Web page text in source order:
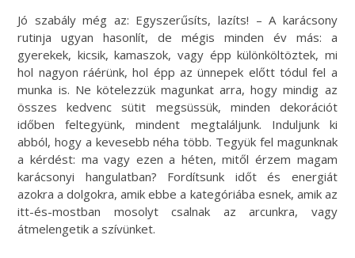
Jó szabály még az: Egyszerűsíts, lazíts! – A karácsony
rutinja ugyan hasonlít, de mégis minden év más: a
gyerekek, kicsik, kamaszok, vagy épp különköltöztek, mi
hol nagyon ráérünk, hol épp az ünnepek előtt tódul fel a
munka is. Ne kötelezzük magunkat arra, hogy mindig az
összes kedvenc sütit megsüssük, minden dekorációt
időben feltegyünk, mindent megtaláljunk. Induljunk ki
abból, hogy a kevesebb néha több. Tegyük fel magunknak
a kérdést: ma vagy ezen a héten, mitől érzem magam
karácsonyi hangulatban? Fordítsunk időt és energiát
azokra a dolgokra, amik ebbe a kategóriába esnek, amik az
itt-és-mostban mosolyt csalnak az arcunkra, vagy
átmelengetik a szívünket.